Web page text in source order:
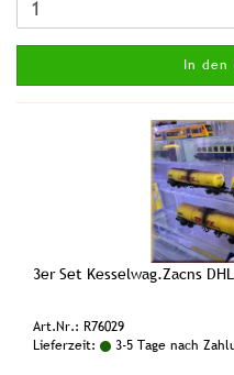
In den
3er Set Kesselwag.Zacns
Art.Nr.: R76029
Lieferzeit:
3-5 Tage nach